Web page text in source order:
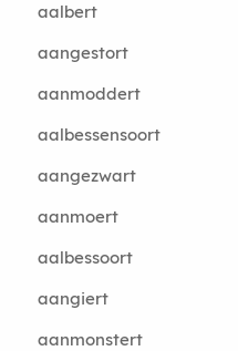
aalbert
aangestort
aanmoddert
aalbessensoort
aangezwart
aanmoert
aalbessoort
aangiert
aanmonstert